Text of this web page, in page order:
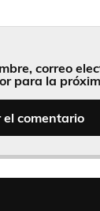
correo
para la